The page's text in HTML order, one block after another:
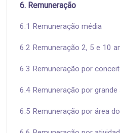
6. Remuneração
6.1 Remuneração média
6.2 Remuneração 2, 5 e 10
6.3 Remuneração por
6.4 Remuneração por
6.5 Remuneração por área